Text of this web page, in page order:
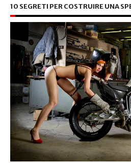
10 SEGRETI PER COSTRUIRE UNA